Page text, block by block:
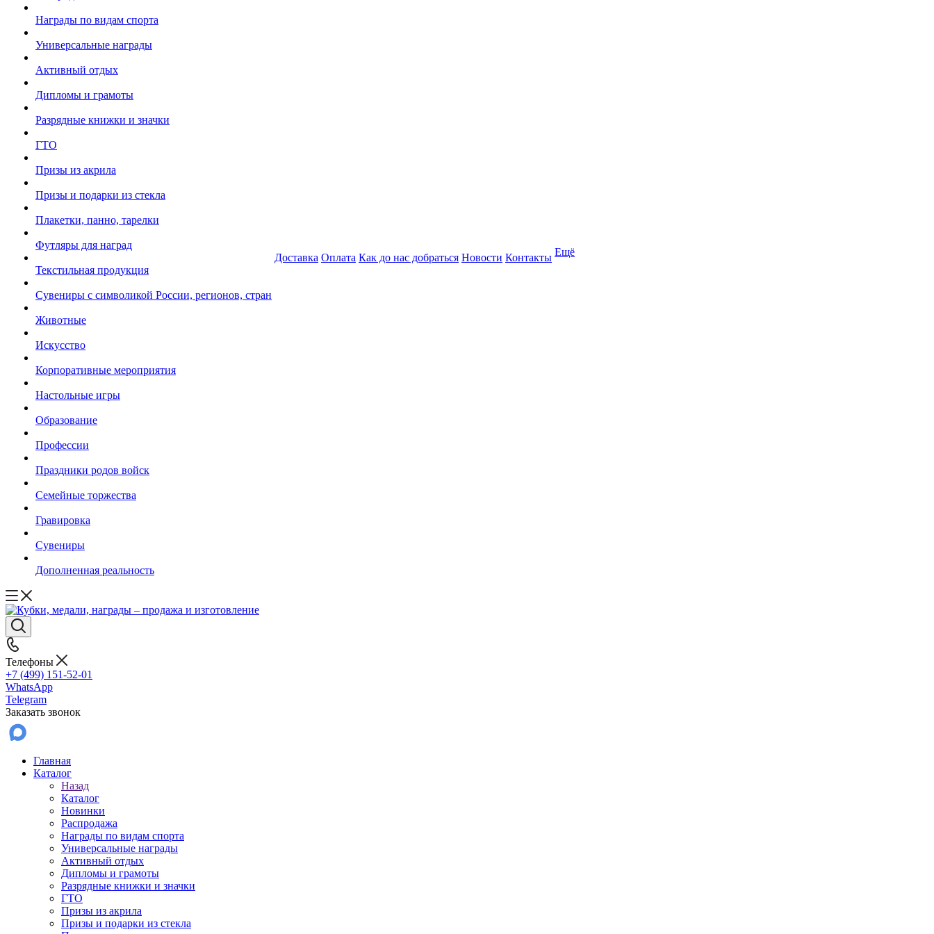
Награды по видам спорта
Универсальные награды
Активный отдых
Дипломы и грамоты
Разрядные книжки и значки
ГТО
Призы из акрила
Призы и подарки из стекла
Плакетки, панно, тарелки
Футляры для наград
Текстильная продукция
Сувениры с символикой России, регионов, стран
Животные
Искусство
Корпоративные мероприятия
Настольные игры
Образование
Профессии
Праздники родов войск
Семейные торжества
Гравировка
Сувениры
Дополненная реальность
Доставка Оплата Как до нас добраться Новости Контакты Ещё
Телефоны
+7 (499) 151-52-01
WhatsApp
Telegram
Заказать звонок
Главная
Каталог
Назад
Каталог
Новинки
Распродажа
Награды по видам спорта
Универсальные награды
Активный отдых
Дипломы и грамоты
Разрядные книжки и значки
ГТО
Призы из акрила
Призы и подарки из стекла